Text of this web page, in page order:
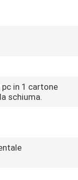
pc in 1 cartone
schiuma.